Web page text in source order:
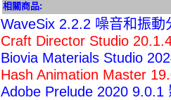
相關商品:
WaveSix 2.2.2 噪音和振動
Craft Director Studio
Biovia Materials Studio
Hash Animation Master
Adobe Prelude 2020 9.0.1